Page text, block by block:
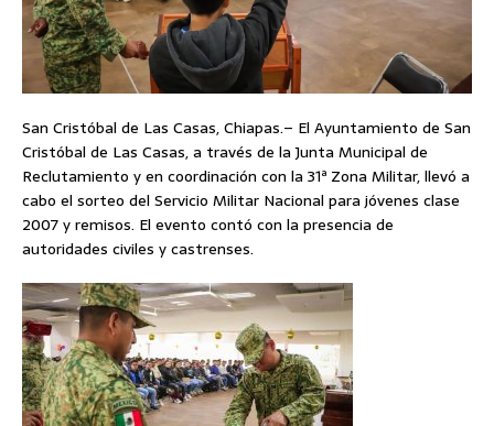
San Cristóbal de Las Casas, Chiapas.– El Ayuntamiento de San
Cristóbal de Las Casas, a través de la Junta Municipal de
Reclutamiento y en coordinación con la 31ª Zona Militar, llevó a
cabo el sorteo del Servicio Militar Nacional para jóvenes clase
2007 y remisos. El evento contó con la presencia de
autoridades civiles y castrenses.